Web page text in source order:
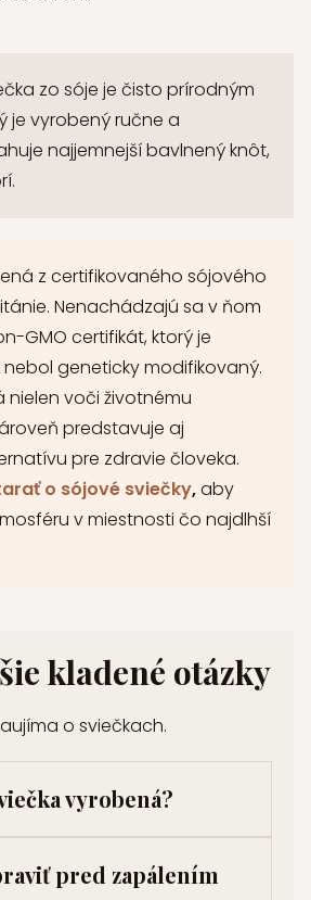
zo sóje je čisto prírodným
je vyrobený ručne a
najjemnejší bavlnený knôt,
z certifikovaného sójového
Nenachádzajú sa v ňom
GMO certifikát, ktorý je
nebol geneticky modifikovaný.
nielen voči životnému
predstavuje aj
pre zdravie človeka.
o sójové sviečky,aby
v miestnosti čo najdlhší
kladené otázky
o sviečkach.
vyrobená?
sójového vosku, ktorý
pred zapálením